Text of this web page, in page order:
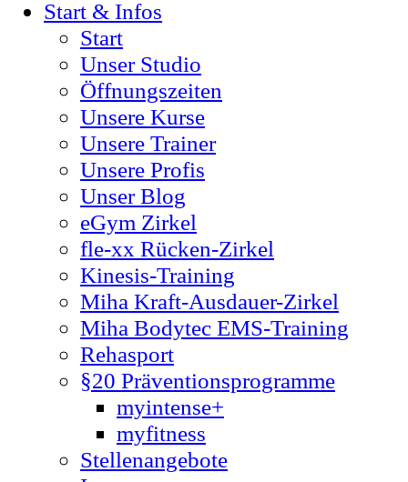
Start & Infos
Start
Unser Studio
Öffnungszeiten
Unsere Kurse
Unsere Trainer
Unsere Profis
Unser Blog
eGym Zirkel
fle-xx Rücken-Zirkel
Kinesis-Training
Miha Kraft-Ausdauer-Zirkel
Miha Bodytec EMS-Training
Rehasport
§20 Präventionsprogramme
myintense+
myfitness
Stellenangebote